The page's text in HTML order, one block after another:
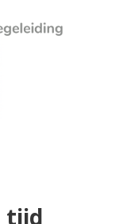
tijd